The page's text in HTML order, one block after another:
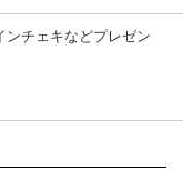
ンチェキなどプレゼン